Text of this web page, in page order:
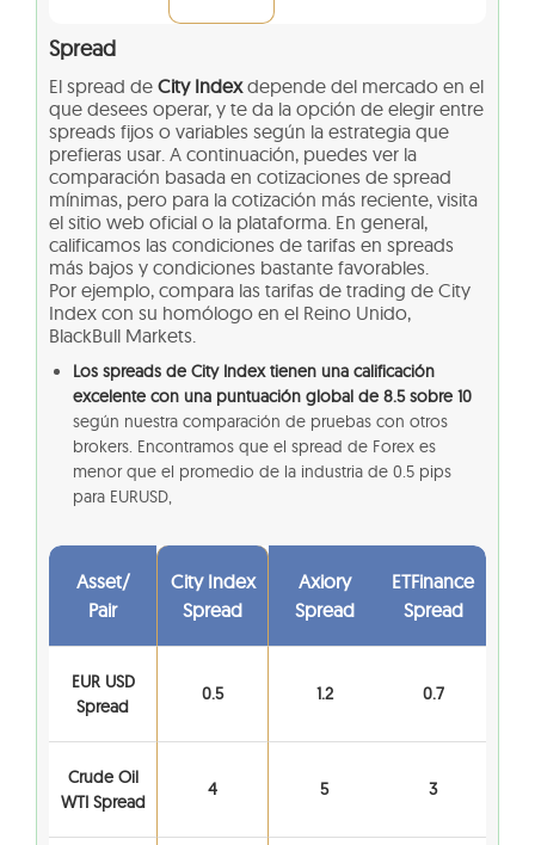
Spread
El spread de City Indexdepende del mercado en el
que desees operar, y te da la opción de elegir entre
spreads fijos o variables según la estrategia que
prefieras usar. A continuación, puedes ver la
comparación basada en cotizaciones de spread
mínimas, pero para la cotización más reciente, visita
el sitio web oficial o la plataforma. En general,
calificamos las condiciones de tarifas en spreads
más bajos y condiciones bastante favorables.
Por ejemplo, compara las tarifas de trading de City
Index con su homólogo en el Reino Unido,
BlackBull Markets.
Los spreads de City Index tienen una calificación
excelente con una puntuación global de 8.5 sobre 10
según nuestra comparación de pruebas con otros
brokers. Encontramos que el spread de Forex es
menor que el promedio de la industria de 0.5 pips
para EURUSD,
Asset/
Pair
City Index
Spread
Axiory
Spread
ETFinance
Spread
EUR USD
Spread
0.5 1.2 0.7
Crude Oil
WTI Spread
4 5 3